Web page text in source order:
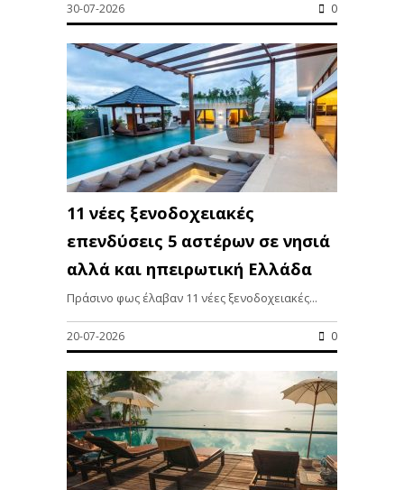
30-07-2026 0
11 νέες ξενοδοχειακές
επενδύσεις 5 αστέρων σε νησιά
αλλά και ηπειρωτική Ελλάδα
Πράσινο φως έλαβαν 11 νέες ξενοδοχειακές...
20-07-2026 0